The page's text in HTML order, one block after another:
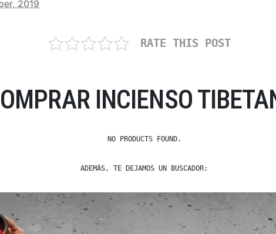
2019
RATE THIS POST
INCIENSO
NO PRODUCTS FOUND.
ADEMÁS, TE DEJAMOS UN BUSCADOR: